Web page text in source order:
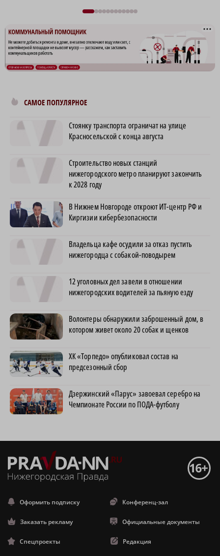
САМОЕ ПОПУЛЯРНОЕ
Стоянку транспорта ограничат на улице
Красносельской с конца августа
Строительство новых станций
нижегородского метро планируют закончить
к 2028 году
В Нижнем Новгороде откроют ИТ-центр РФ и
Киргизии кибербезопасности
Владельца кафе осудили за отказ пустить
нижегородца с собакой-поводырем
12 уголовных дел завели в отношении
нижегородских водителей за пьяную езду
Волонтеры обнаружили заброшенный дом, в
котором живет около 20 собак и щенков
ХК «Торпедо» опубликовал состав на
предсезонный сбор
Дзержинский «Парус» завоевал серебро на
Чемпионате России по ПОДА-футболу
Оформить подписку Конференц-зал
Заказать рекламу Официальные документы
Спецпроекты Редакция